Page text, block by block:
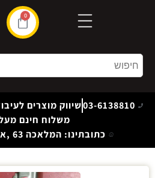
0
03-6138810שיווק מוצרים
משלוח חינם מעל
כתובתינו: המלאכה 63 ,אזור התעשיה חולון